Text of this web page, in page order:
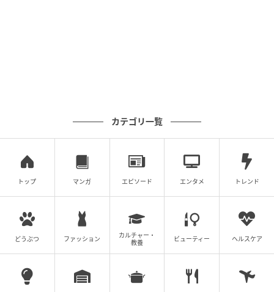
カテゴリ一覧
トップ マンガ エピソード エンタメ トレンド
どうぶつ ファッション
カルチャー・
教養
ビューティー ヘルスケア